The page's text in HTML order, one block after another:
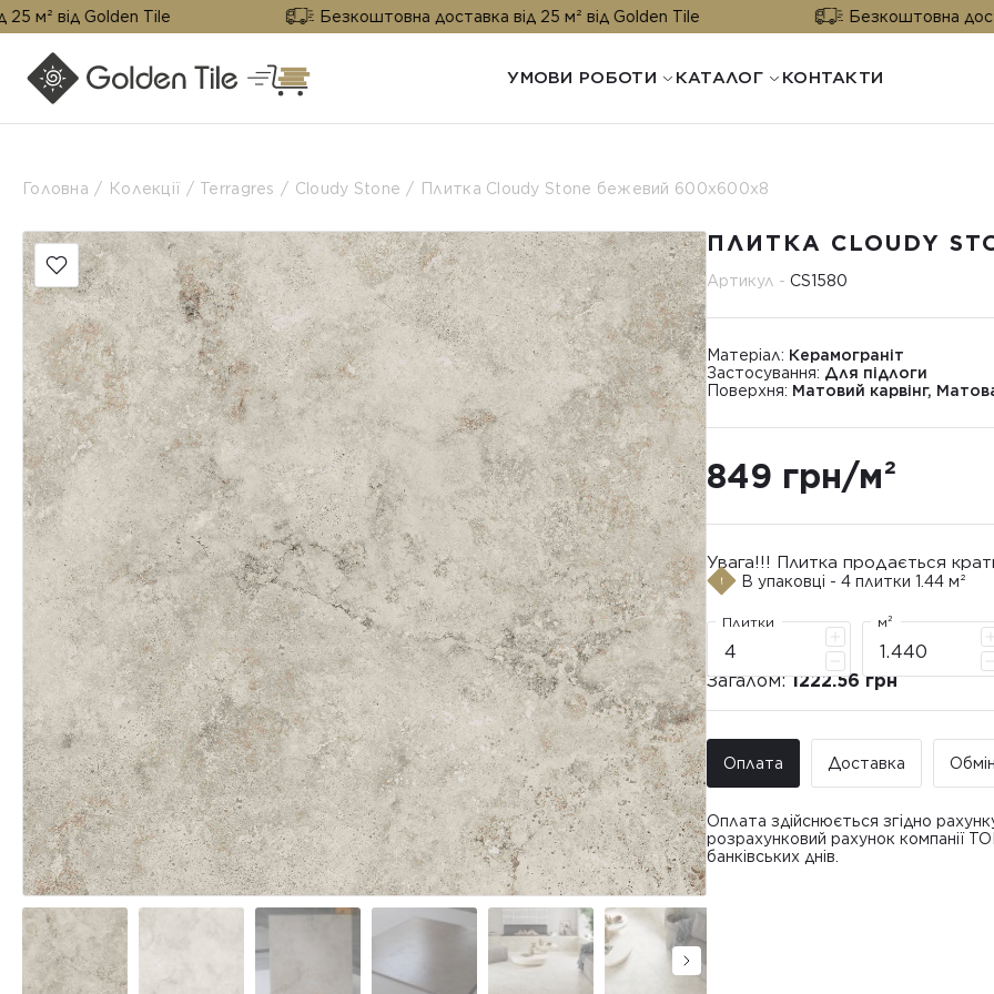
Tile Безкоштовна доставка від 25 м² від Golden Tile Безкоштовна доставка від
УМОВИ РОБОТИ КАТАЛОГ КОНТАКТИ
Головна Колекції Terragres Cloudy Stone Плитка Cloudy Stone бежевий 600х600х8
ПЛИТКА CLOUDY
Артикул -CS1580
Матеріал: Керамограніт
Застосування: Для підлоги
Поверхня: Матовий карвінг,
849 грн/м²
Увага!!! Плитка продається
В упаковці - 4 плитки 1.44 м²
Плитки м²
Загалом:1222.56 грн
Оплата Доставка Обмін
Оплата здійснюється згідно
розрахунковий рахунок компанії
банківських днів.